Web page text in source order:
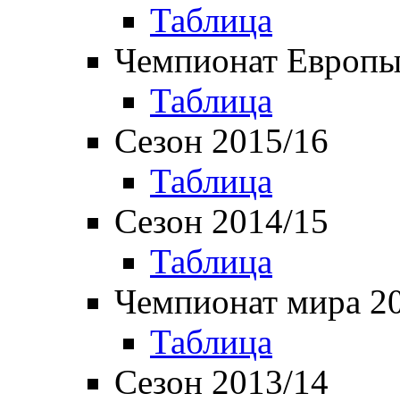
Таблица
Чемпионат
Таблица
Сезон 2015/16
Таблица
Сезон 2014/15
Таблица
Чемпионат мира
Таблица
Сезон 2013/14